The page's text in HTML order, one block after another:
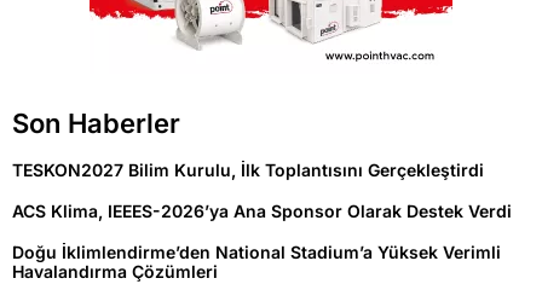
Son Haberler
TESKON2027 Bilim Kurulu, İlk Toplantısını Gerçekleştirdi
ACS Klima, IEEES-2026’ya Ana Sponsor Olarak Destek Verdi
Doğu İklimlendirme’den National Stadium’a Yüksek Verimli
Havalandırma Çözümleri